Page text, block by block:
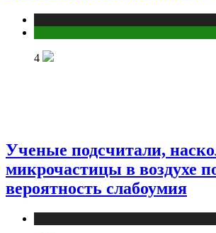
4
Ученые подсчитали,
микрочастицы в воздухе
вероятность слабоумия